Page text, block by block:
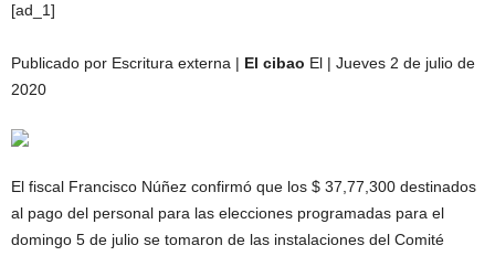
[ad_1]
Publicado por Escritura externa | El cibao El | Jueves 2 de julio de
2020
El fiscal Francisco Núñez confirmó que los $ 37,77,300 destinados
al pago del personal para las elecciones programadas para el
domingo 5 de julio se tomaron de las instalaciones del Comité